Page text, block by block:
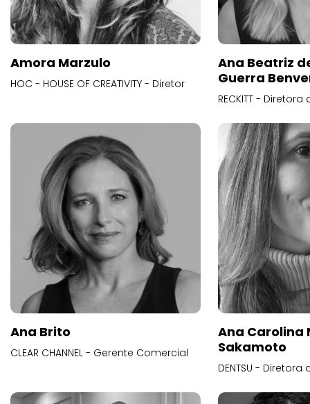
Amora Marzulo
HOC - HOUSE OF CREATIVITY - Diretor
Ana Beatriz
Guerra
RECKITT -
Ana Brito
CLEAR CHANNEL - Gerente Comercial
Ana Carolina
Sakamoto
DENTSU -